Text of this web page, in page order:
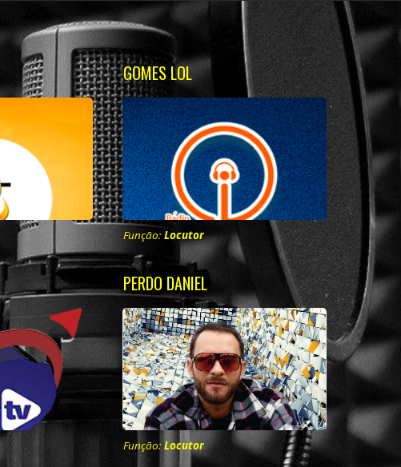
POLÍTICA
MÚSICA
ECONOMIA
ESPORTE
TELEVISÃO
GOMES LOL
Função:Locutor
PERDO DANIEL
Função:Locutor